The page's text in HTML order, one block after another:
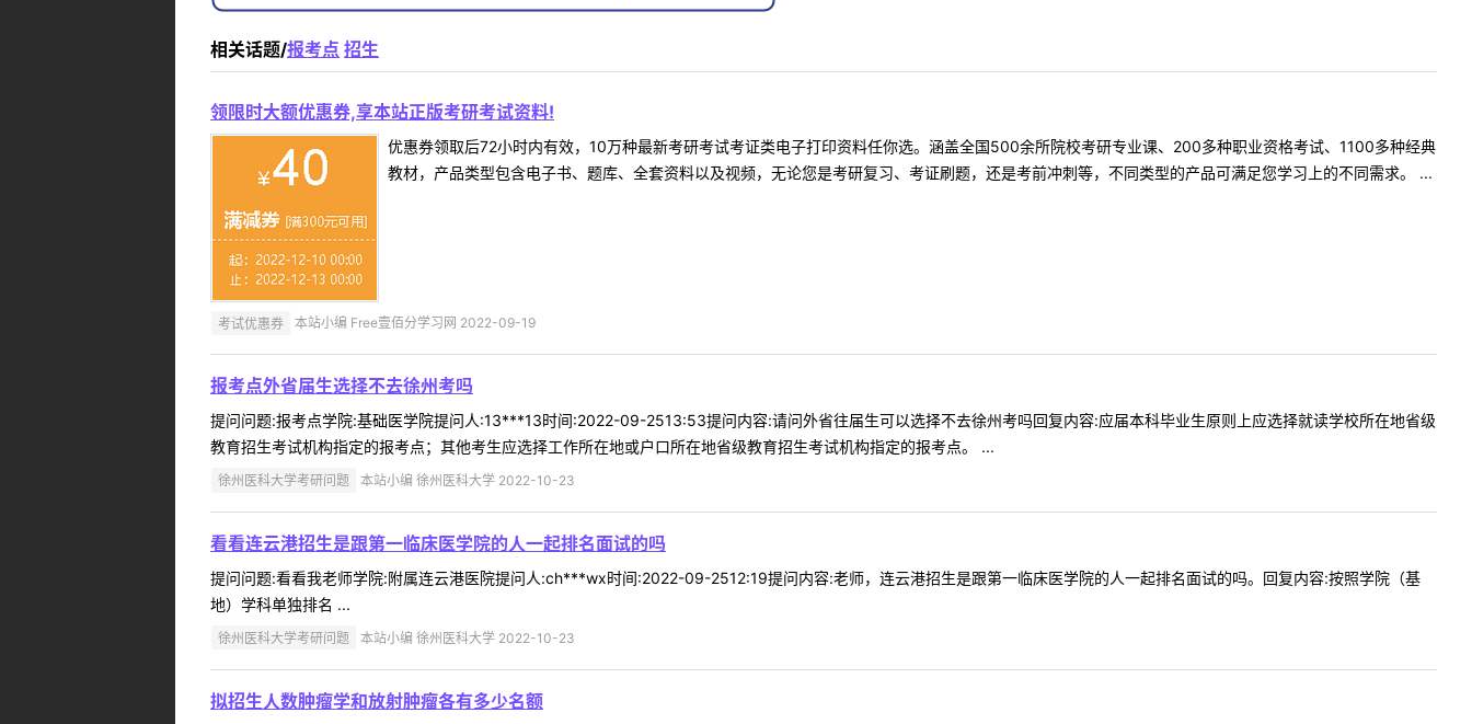
相关话题/报考点 招生
领限时大额优惠券,享本站正版考研考试资料!
优惠券领取后72小时内有效，10万种最新考研考试考证类电子打印资料任你选。涵盖全国500余所院校考研专业课、200多种职业资格考试、1100多种经典
教材，产品类型包含电子书、题库、全套资料以及视频，无论您是考研复习、考证刷题，还是考前冲刺等，不同类型的产品可满足您学习上的不同需求。 ...
考试优惠券 本站小编 Free壹佰分学习网 2022-09-19
报考点外省届生选择不去徐州考吗
提问问题:报考点学院:基础医学院提问人:13***13时间:2022-09-2513:53提问内容:请问外省往届生可以选择不去徐州考吗回复内容:应届本科毕业生原则上应选择就读学校所在地省级
教育招生考试机构指定的报考点；其他考生应选择工作所在地或户口所在地省级教育招生考试机构指定的报考点。 ...
徐州医科大学考研问题 本站小编 徐州医科大学 2022-10-23
看看连云港招生是跟第一临床医学院的人一起排名面试的吗
提问问题:看看我老师学院:附属连云港医院提问人:ch***wx时间:2022-09-2512:19提问内容:老师，连云港招生是跟第一临床医学院的人一起排名面试的吗。回复内容:按照学院（基
地）学科单独排名 ...
徐州医科大学考研问题 本站小编 徐州医科大学 2022-10-23
拟招生人数肿瘤学和放射肿瘤各有多少名额